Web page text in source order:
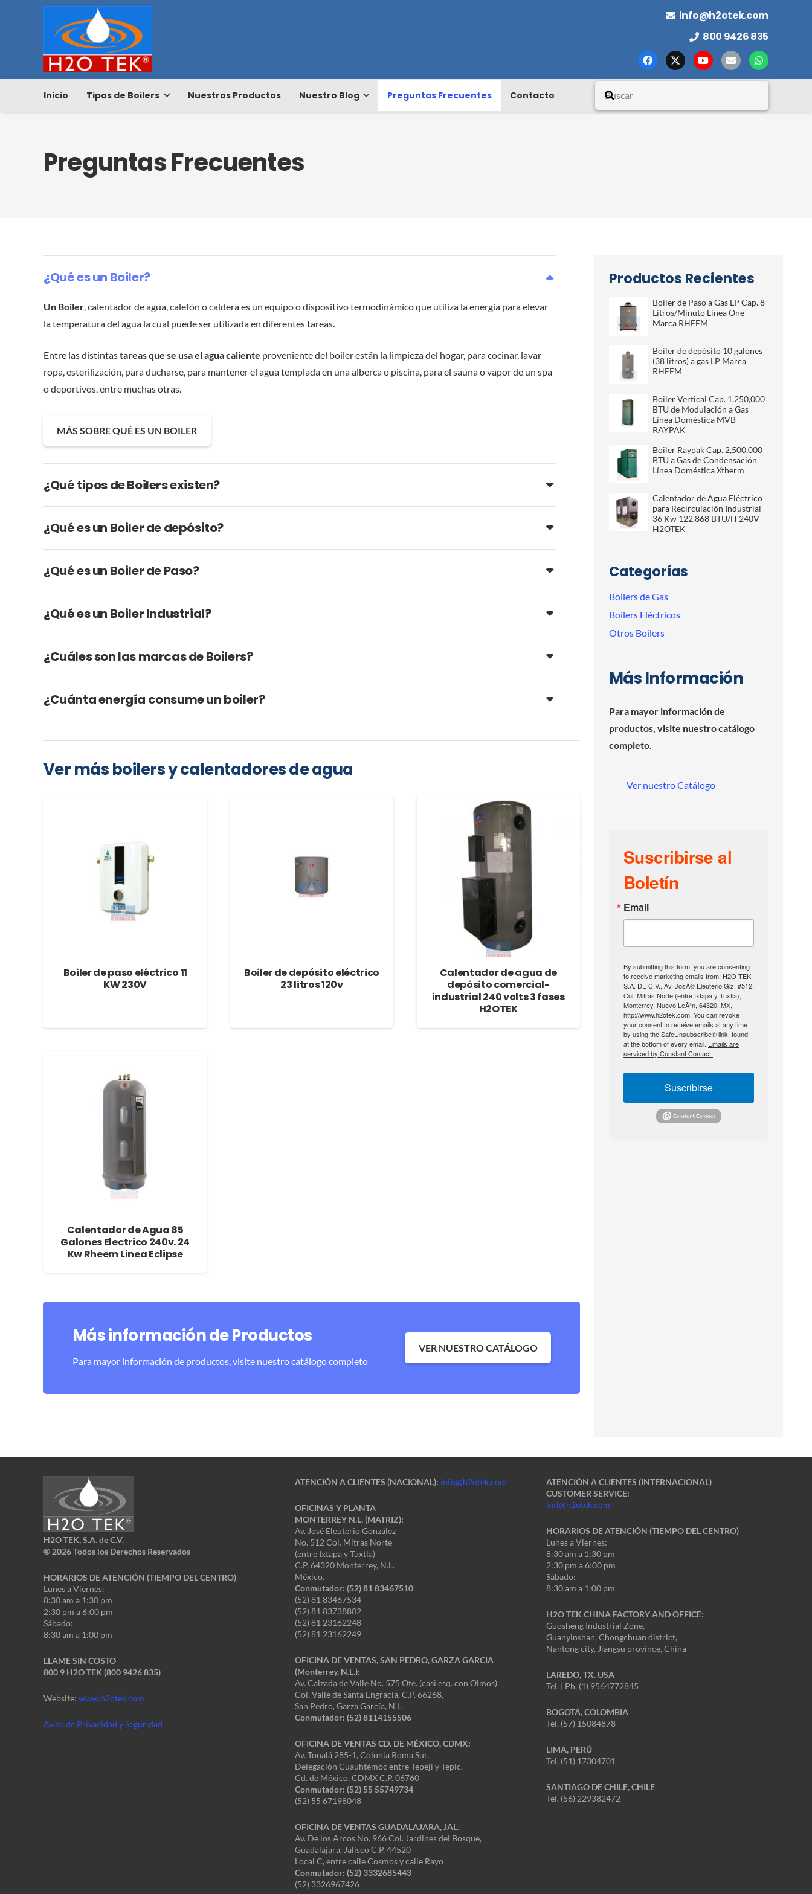
info@h2otek.com
800 9426 835
Inicio Tipos de Boilers Nuestros Productos Nuestro Blog Preguntas Frecuentes Contacto
Preguntas Frecuentes
¿Qué es un Boiler?
Un Boiler, calentador de agua, calefón o caldera es un equipo o dispositivo termodinámico que utiliza la energía para elevar
la temperatura del agua la cual puede ser utilizada en diferentes tareas.
Entre las distintastareas que se usa el agua caliente proveniente del boiler están la limpieza del hogar, para cocinar, lavar
ropa, esterilización, para ducharse, para mantener el agua templada en una alberca o piscina, para el sauna o vapor de un spa
o deportivos, entre muchas otras.
MÁS SOBRE QUÉ ES UN BOILER
¿Qué tipos de Boilers existen?
¿Qué es un Boiler de depósito?
¿Qué es un Boiler de Paso?
¿Qué es un Boiler Industrial?
¿Cuáles son las marcas de Boilers?
¿Cuánta energía consume un boiler?
Ver más boilers y calentadores de agua
Boiler de paso eléctrico 11
KW 230V
Boiler de depósito eléctrico
23 litros 120v
Calentador de agua de
depósito comercial-
industrial 240 volts 3 fases
H2OTEK
Calentador de Agua 85
Galones Electrico 240v. 24
Kw Rheem Linea Eclipse
Más información de Productos
Para mayor información de productos, visite nuestro catálogo completo
VER NUESTRO CATÁLOGO
Productos Recientes
Boiler de Paso a Gas LP Cap. 8
Litros/Minuto Línea One
Marca RHEEM
Boiler de depósito 10 galones
(38 litros) a gas LP Marca
RHEEM
Boiler Vertical Cap. 1,250,000
BTU de Modulación a Gas
Línea Doméstica MVB
RAYPAK
Boiler Raypak Cap. 2,500,000
BTU a Gas de Condensación
Línea Doméstica Xtherm
Calentador de Agua Eléctrico
para Recirculación Industrial
36 Kw 122,868 BTU/H 240V
H2OTEK
Categorías
Boilers de Gas
Boilers Eléctricos
Otros Boilers
Más Información
Para mayor información de
productos, visite nuestro catálogo
completo.
Ver nuestro Catálogo
Suscribirse al
Boletín
Email
By submitting this form, you are consenting
to receive marketing emails from: H2O TEK,
S.A. DE C.V., Av. JosÃ© Eleuterio Glz. #512,
Col. Mitras Norte (entre Ixtapa y Tuxtla),
Monterrey, Nuevo LeÃ³n, 64320, MX,
http://www.h2otek.com. You can revoke
your consent to receive emails at any time
by using the SafeUnsubscribe® link, found
at the bottom of every email. Emails are
serviced by Constant Contact.
Suscribirse
H2O TEK, S.A. de C.V.
® 2026 Todos los Derechos Reservados
HORARIOS DE ATENCIÓN (TIEMPO DEL CENTRO)
Lunes a Viernes:
8:30 am a 1:30 pm
2:30 pm a 6:00 pm
Sábado:
8:30 am a 1:00 pm
LLAME SIN COSTO
800 9 H2O TEK (800 9426 835)
Website: www.h2otek.com
Aviso de Privacidad y Seguridad
ATENCIÓN A CLIENTES (NACIONAL): info@h2otek.com
OFICINAS Y PLANTA
MONTERREY N.L. (MATRIZ):
Av. José Eleuterio González
No. 512 Col. Mitras Norte
(entre Ixtapa y Tuxtla)
C.P. 64320 Monterrey, N.L.
México.
Conmutador: (52) 81 83467510
(52) 81 83467534
(52) 81 83738802
(52) 81 23162248
(52) 81 23162249
OFICINA DE VENTAS, SAN PEDRO, GARZA GARCIA
(Monterrey, N.L.):
Av. Calzada de Valle No. 575 Ote. (casi esq. con Olmos)
Col. Valle de Santa Engracia, C.P. 66268,
San Pedro, Garza García, N.L.
Conmutador: (52) 8114155506
OFICINA DE VENTAS CD. DE MÉXICO, CDMX:
Av. Tonalá 285-1, Colonia Roma Sur,
Delegación Cuauhtémoc entre Tepeji y Tepic,
Cd. de México, CDMX C.P. 06760
Conmutador: (52) 55 55749734
(52) 55 67198048
OFICINA DE VENTAS GUADALAJARA, JAL.
Av. De los Arcos No. 966 Col. Jardines del Bosque,
Guadalajara, Jalisco C.P. 44520
Local C, entre calle Cosmos y calle Rayo
Conmutador: (52) 3332685443
(52) 3326967426
ATENCIÓN A CLIENTES (INTERNACIONAL)
CUSTOMER SERVICE:
intl@h2otek.com
HORARIOS DE ATENCIÓN (TIEMPO DEL CENTRO)
Lunes a Viernes:
8:30 am a 1:30 pm
2:30 pm a 6:00 pm
Sábado:
8:30 am a 1:00 pm
H2O TEK CHINA FACTORY AND OFFICE:
Guosheng Industrial Zone,
Guanyinshan, Chongchuan district,
Nantong city, Jiangsu province, China
LAREDO, TX. USA
Tel. | Ph. (1) 9564772845
BOGOTÁ, COLOMBIA
Tel. (57) 15084878
LIMA, PERÚ
Tel. (51) 17304701
SANTIAGO DE CHILE, CHILE
Tel. (56) 229382472